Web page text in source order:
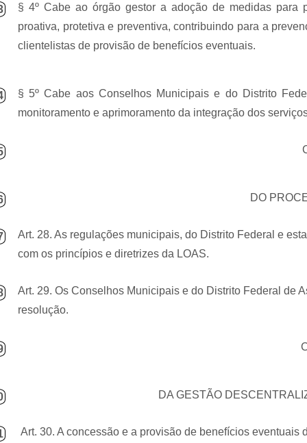
§ 4º Cabe ao órgão gestor a adoção de medidas para
proativa, protetiva e preventiva, contribuindo para a
clientelistas de provisão de benefícios eventuais.
§ 5º Cabe aos Conselhos Municipais e do Distrito
monitoramento e aprimoramento da integração dos
DO
Art. 28. As regulações municipais, do Distrito Federal e
com os princípios e diretrizes da LOAS.
Art. 29. Os Conselhos Municipais e do Distrito Federal de
resolução.
DA GESTÃO
Art. 30. A concessão e a provisão de benefícios